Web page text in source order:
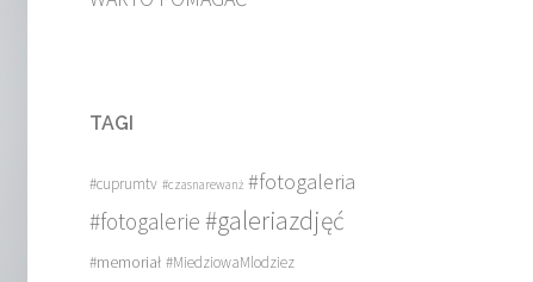
TAGI
#cuprumtv #czasnarewanż #fotogaleria
#fotogalerie #galeriazdjęć
#memoriał #MiedziowaMlodziez